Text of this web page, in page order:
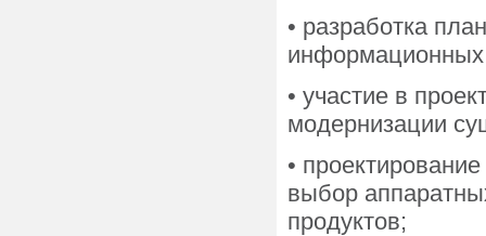
• разработка
информационных
• участие в
модернизации
•
выбор
продуктов;